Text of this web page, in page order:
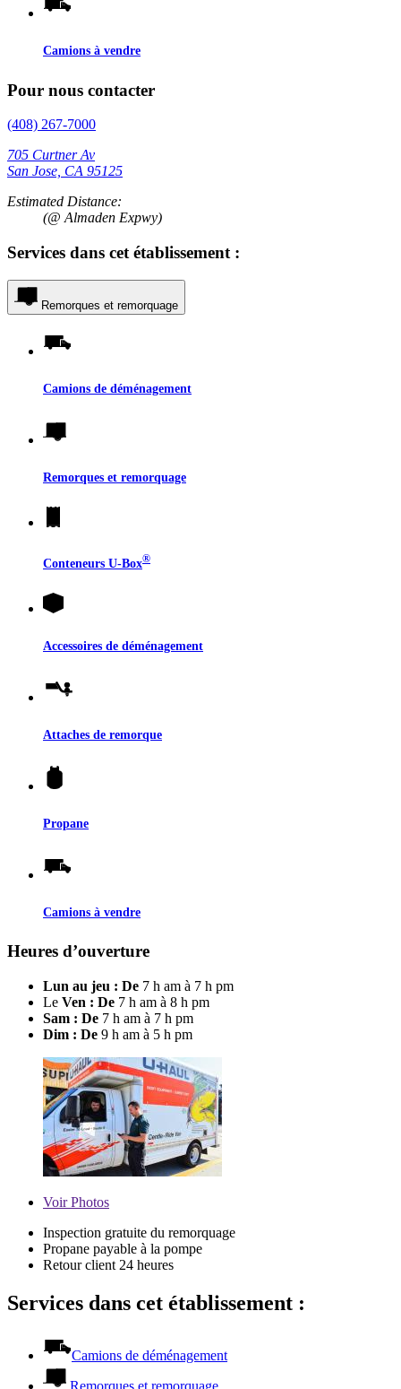
Camions à vendre
Pour nous contacter
(408) 267-7000
705 Curtner Av
San Jose, CA 95125
Estimated Distance:
(@ Almaden Expwy)
Services dans cet établissement :
Remorques et remorquage
Camions de déménagement
Remorques et remorquage
Conteneurs U-Box®
Accessoires de déménagement
Attaches de remorque
Propane
Camions à vendre
Heures d’ouverture
Lun au jeu : De 7 h am à 7 h pm
Le Ven : De 7 h am à 8 h pm
Sam : De 7 h am à 7 h pm
Dim : De 9 h am à 5 h pm
VoirPhotos
Inspection gratuite du remorquage
Propane payable à la pompe
Retour client 24 heures
Services dans cet établissement :
Camions de déménagement
Remorques et remorquage